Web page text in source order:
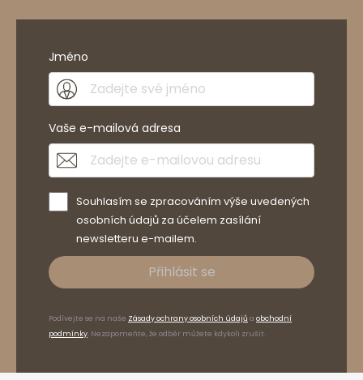
Jméno
Vaše e-mailová adresa
Souhlasím se zpracováním výše uvedených
osobních údajů za účelem zasílání
newsletteru e-mailem.
Přihlásit se
Podívejte se na naše Zásady ochrany osobních údajů a obchodní
podmínky. Nezapomeňte, že odběr můžete kdykoli zrušit.